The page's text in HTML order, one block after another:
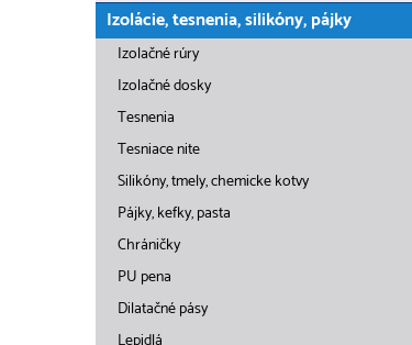
Izolácie, tesnenia, silikóny, pájky
Izolačné rúry
Izolačné dosky
Tesnenia
Tesniace nite
Silikóny, tmely, chemicke kotvy
Pájky, kefky, pasta
Chráničky
PU pena
Dilatačné pásy